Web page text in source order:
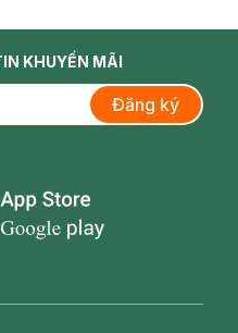
KHUYẾN MÃI
Đăng ký
icon